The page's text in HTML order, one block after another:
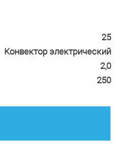
25
Конвектор электрический
2,0
250